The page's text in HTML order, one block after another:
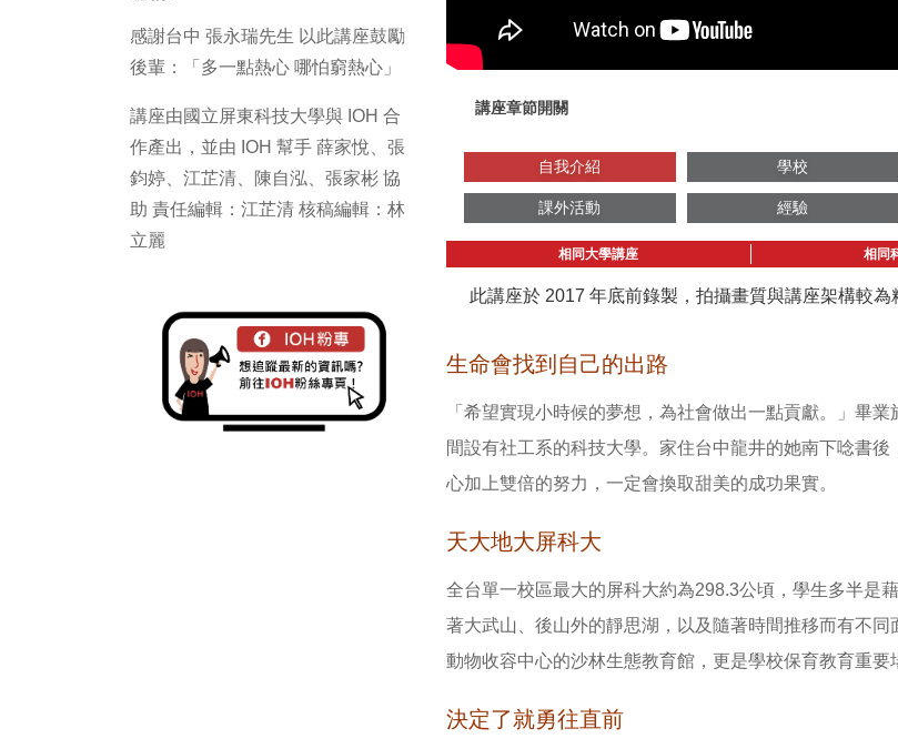
感謝台中 張永瑞先生 以此講座鼓勵
後輩：「多一點熱心 哪怕窮熱心」
講座由國立屏東科技大學與 IOH 合
作產出，並由 IOH 幫手 薛家悅、張
鈞婷、江芷清、陳自泓、張家彬 協
助 責任編輯：江芷清 核稿編輯：林
立麗
講座章節開關
自我介紹 學校
課外活動 經驗
相同大學講座 相同
此講座於 2017 年底前錄製，拍攝畫質與講座架構較
生命會找到自己的出路
「希望實現小時候的夢想，為社會做出一點貢獻。」畢
間設有社工系的科技大學。家住台中龍井的她南下唸書
心加上雙倍的努力，一定會換取甜美的成功果實。
天大地大屏科大
全台單一校區最大的屏科大約為298.3公頃，學生多半是
著大武山、後山外的靜思湖，以及隨著時間推移而有不
動物收容中心的沙林生態教育館，更是學校保育教育重要
決定了就勇往直前